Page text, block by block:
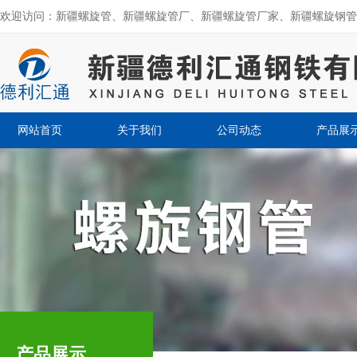
欢迎访问：新疆螺旋管、新疆螺旋管厂、新疆螺旋管厂家、新疆螺旋钢
网站首页 关于我们 公司动态 产品展